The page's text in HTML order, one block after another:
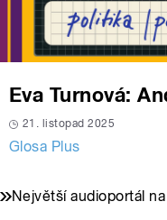
Eva Turnová:
21. listopad 2025
Glosa Plus
Největší audioportál